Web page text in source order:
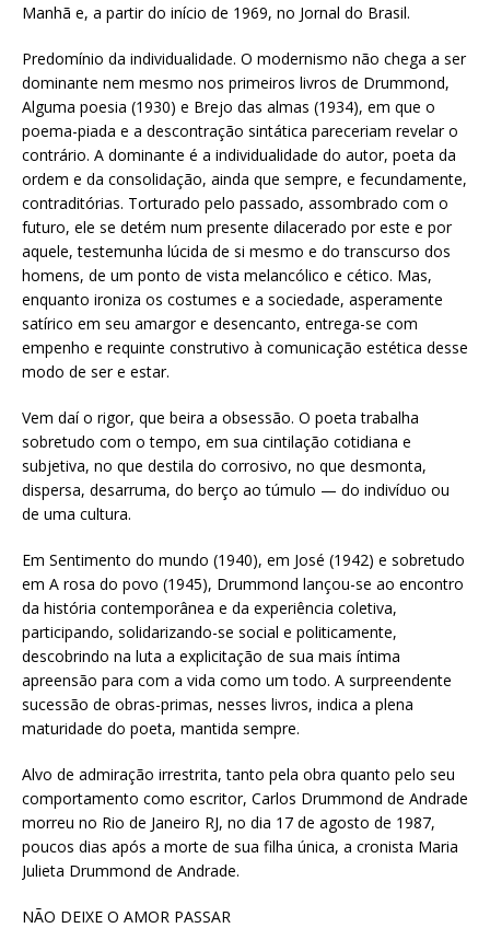
Manhã e, a partir do início de 1969, no Jornal do Brasil.
Predomínio da individualidade. O modernismo não chega a ser
dominante nem mesmo nos primeiros livros de Drummond,
Alguma poesia (1930) e Brejo das almas (1934), em que o
poema-piada e a descontração sintática pareceriam revelar o
contrário. A dominante é a individualidade do autor, poeta da
ordem e da consolidação, ainda que sempre, e fecundamente,
contraditórias. Torturado pelo passado, assombrado com o
futuro, ele se detém num presente dilacerado por este e por
aquele, testemunha lúcida de si mesmo e do transcurso dos
homens, de um ponto de vista melancólico e cético. Mas,
enquanto ironiza os costumes e a sociedade, asperamente
satírico em seu amargor e desencanto, entrega-se com
empenho e requinte construtivo à comunicação estética desse
modo de ser e estar.
Vem daí o rigor, que beira a obsessão. O poeta trabalha
sobretudo com o tempo, em sua cintilação cotidiana e
subjetiva, no que destila do corrosivo, no que desmonta,
dispersa, desarruma, do berço ao túmulo — do indivíduo ou
de uma cultura.
Em Sentimento do mundo (1940), em José (1942) e sobretudo
em A rosa do povo (1945), Drummond lançou-se ao encontro
da história contemporânea e da experiência coletiva,
participando, solidarizando-se social e politicamente,
descobrindo na luta a explicitação de sua mais íntima
apreensão para com a vida como um todo. A surpreendente
sucessão de obras-primas, nesses livros, indica a plena
maturidade do poeta, mantida sempre.
Alvo de admiração irrestrita, tanto pela obra quanto pelo seu
comportamento como escritor, Carlos Drummond de Andrade
morreu no Rio de Janeiro RJ, no dia 17 de agosto de 1987,
poucos dias após a morte de sua filha única, a cronista Maria
Julieta Drummond de Andrade.
NÃO DEIXE O AMOR PASSAR